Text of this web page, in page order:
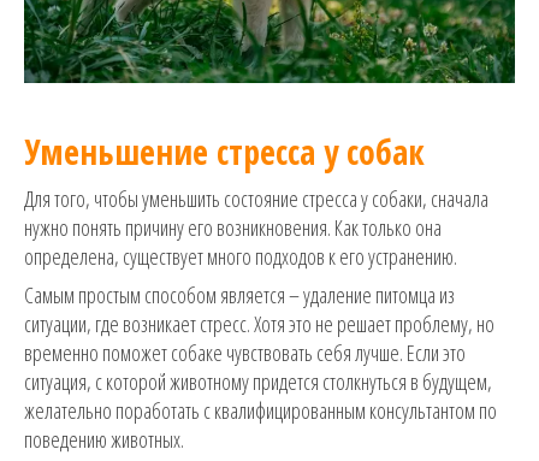
Уменьшение стресса у собак
Для того, чтобы уменьшить состояние стресса у собаки, сначала
нужно понять причину его возникновения. Как только она
определена, существует много подходов к его устранению.
Самым простым способом является – удаление питомца из
ситуации, где возникает стресс. Хотя это не решает проблему, но
временно поможет собаке чувствовать себя лучше. Если это
ситуация, с которой животному придется столкнуться в будущем,
желательно поработать с квалифицированным консультантом по
поведению животных.